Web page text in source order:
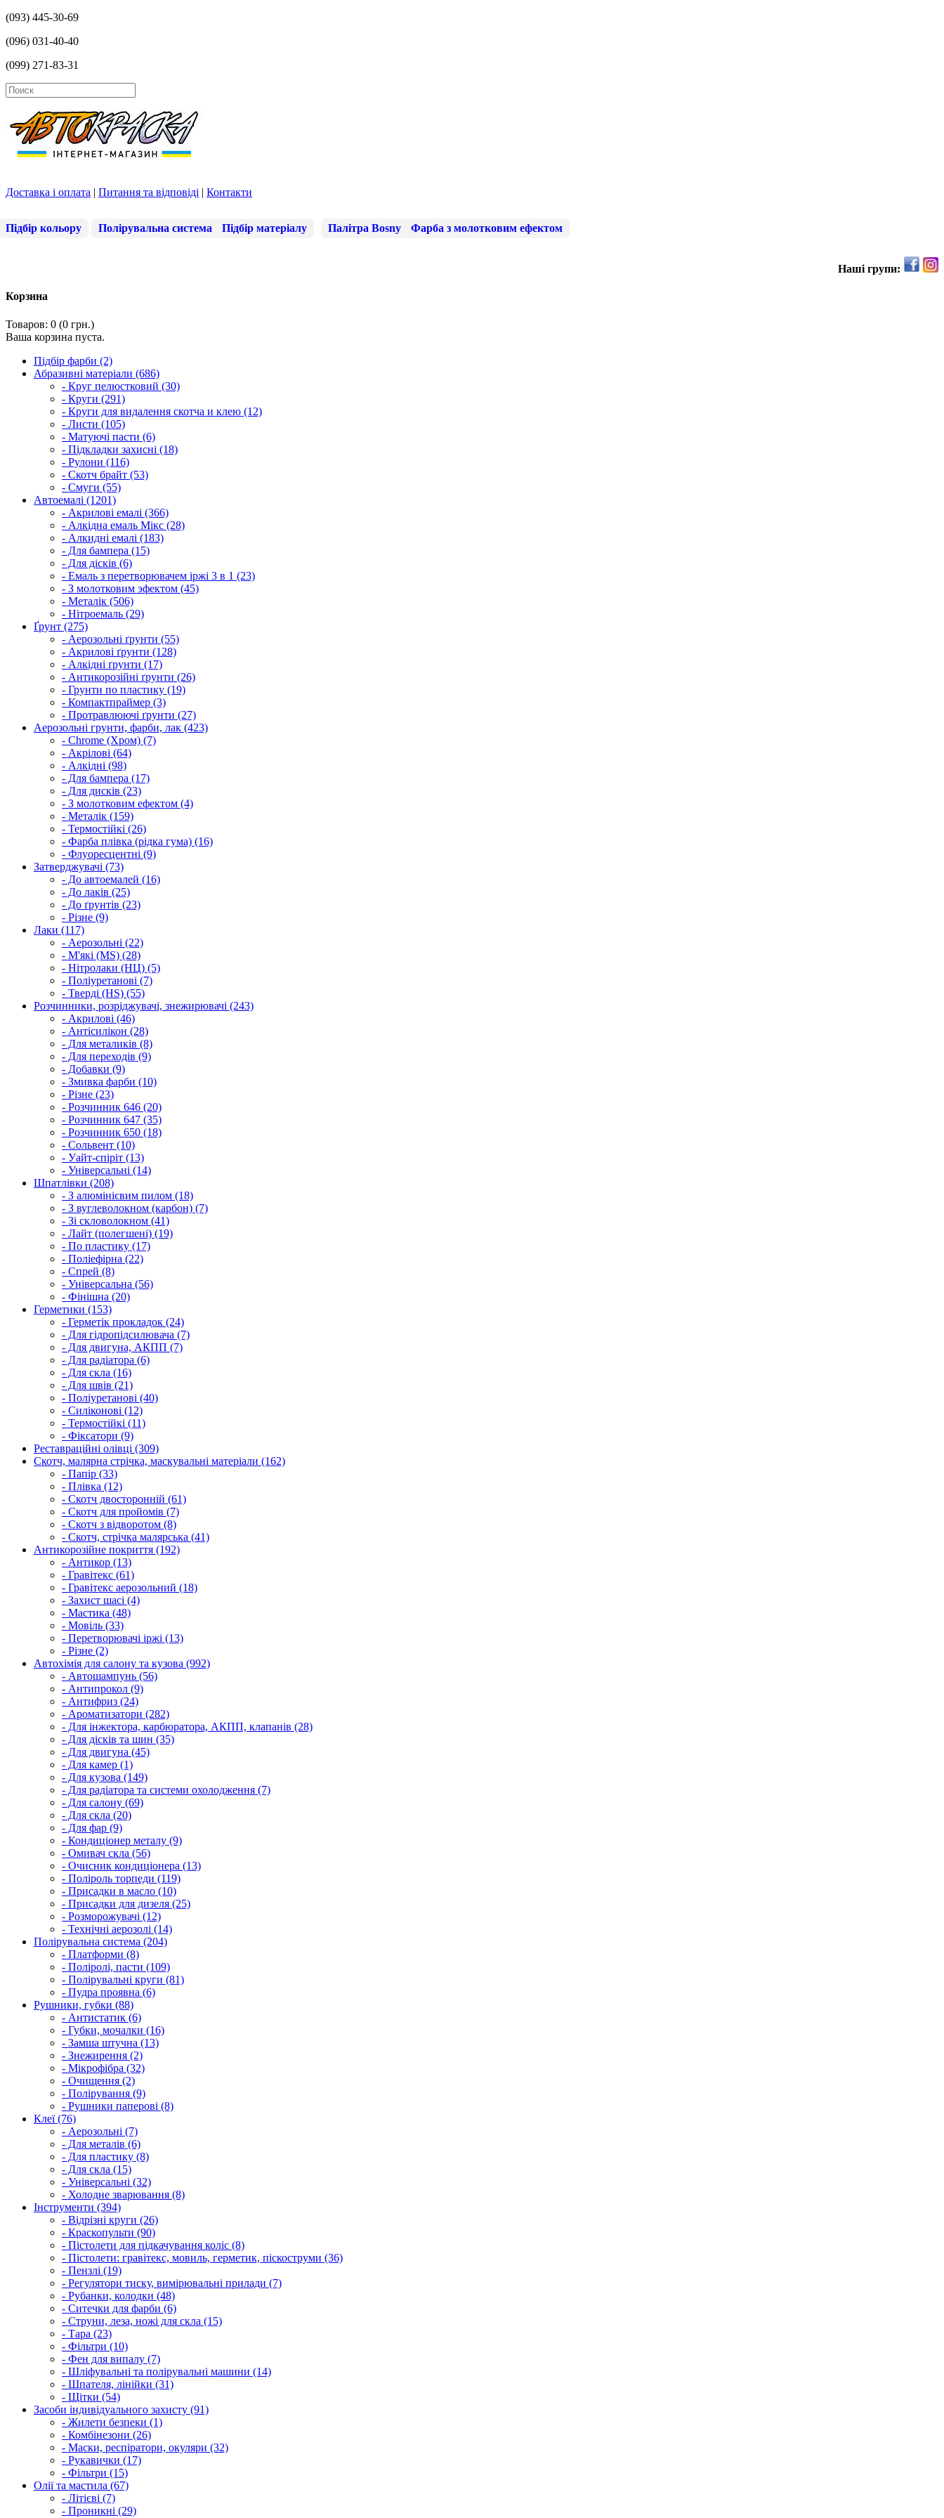
(093) 445-30-69
(096) 031-40-40
(099) 271-83-31
Доставка і оплата | Питання та відповіді | Контакти
Підбір кольору Полірувальна система Підбір матеріалу Палітра Bosny Фарба з молотковим ефектом
Наші групи:
Корзина
Товаров: 0 (0 грн.)
Ваша корзина пуста.
Підбір фарби (2)
Абразивні матеріали (686)
- Круг пелюстковий (30)
- Круги (291)
- Круги для видалення скотча и клею (12)
- Листи (105)
- Матуючі пасти (6)
- Підкладки захисні (18)
- Рулони (116)
- Скотч брайт (53)
- Смуги (55)
Автоемалі (1201)
- Акрилові емалі (366)
- Алкідна емаль Мікс (28)
- Алкидні емалі (183)
- Для бампера (15)
- Для дісків (6)
- Емаль з перетворювачем іржі 3 в 1 (23)
- З молотковим эфектом (45)
- Металік (506)
- Нітроемаль (29)
Ґрунт (275)
- Аерозольні ґрунти (55)
- Акрилові ґрунти (128)
- Алкідні ґрунти (17)
- Антикорозійні ґрунти (26)
- Грунти по пластику (19)
- Компактпраймер (3)
- Протравлюючі ґрунти (27)
Аерозольні грунти, фарби, лак (423)
- Chrome (Хром) (7)
- Акрілові (64)
- Алкідні (98)
- Для бампера (17)
- Для дисків (23)
- З молотковим ефектом (4)
- Металік (159)
- Термостійкі (26)
- Фарба плівка (рідка гума) (16)
- Флуоресцентні (9)
Затверджувачі (73)
- До автоемалей (16)
- До лаків (25)
- До ґрунтів (23)
- Різне (9)
Лаки (117)
- Аерозольні (22)
- М'які (MS) (28)
- Нітролаки (НЦ) (5)
- Поліуретанові (7)
- Тверді (HS) (55)
Розчинники, розріджувачі, знежирювачі (243)
- Акрилові (46)
- Антісилікон (28)
- Для металиків (8)
- Для переходів (9)
- Добавки (9)
- Змивка фарби (10)
- Різне (23)
- Розчинник 646 (20)
- Розчинник 647 (35)
- Розчинник 650 (18)
- Сольвент (10)
- Уайт-спіріт (13)
- Універсальні (14)
Шпатлівки (208)
- З алюмінієвим пилом (18)
- З вуглеволокном (карбон) (7)
- Зі скловолокном (41)
- Лайт (полегшені) (19)
- По пластику (17)
- Поліефірна (22)
- Спрей (8)
- Універсальна (56)
- Фінішна (20)
Герметики (153)
- Герметік прокладок (24)
- Для гідропідсилювача (7)
- Для двигуна, АКПП (7)
- Для радіатора (6)
- Для скла (16)
- Для швів (21)
- Поліуретанові (40)
- Силіконові (12)
- Термостійкі (11)
- Фіксатори (9)
Реставраційні олівці (309)
Скотч, малярна стрічка, маскувальні матеріали (162)
- Папір (33)
- Плівка (12)
- Скотч двосторонній (61)
- Скотч для пройомів (7)
- Скотч з відворотом (8)
- Скотч, стрічка малярська (41)
Антикорозійне покриття (192)
- Антикор (13)
- Гравітекс (61)
- Гравітекс аерозольний (18)
- Захист шасі (4)
- Мастика (48)
- Мовіль (33)
- Перетворювачі іржі (13)
- Різне (2)
Автохімія для салону та кузова (992)
- Автошампунь (56)
- Антипрокол (9)
- Антифриз (24)
- Ароматизатори (282)
- Для інжектора, карбюратора, АКПП, клапанів (28)
- Для дісків та шин (35)
- Для двигуна (45)
- Для камер (1)
- Для кузова (149)
- Для радіатора та системи охолодження (7)
- Для салону (69)
- Для скла (20)
- Для фар (9)
- Кондиціонер металу (9)
- Омивач скла (56)
- Очисник кондиціонера (13)
- Поліроль торпеди (119)
- Присадки в масло (10)
- Присадки для дизеля (25)
- Розморожувачі (12)
- Технічні аерозолі (14)
Полірувальна система (204)
- Платформи (8)
- Поліролі, пасти (109)
- Полірувальні круги (81)
- Пудра проявна (6)
Рушники, губки (88)
- Антистатик (6)
- Губки, мочалки (16)
- Замша штучна (13)
- Знежирення (2)
- Мікрофібра (32)
- Очищення (2)
- Полірування (9)
- Рушники паперові (8)
Клеї (76)
- Аерозольні (7)
- Для металів (6)
- Для пластику (8)
- Для скла (15)
- Універсальні (32)
- Холодне зварювання (8)
Інструменти (394)
- Відрізні круги (26)
- Краскопульти (90)
- Пістолети для підкачування коліс (8)
- Пістолети: гравітекс, мовиль, герметик, піскоструми (36)
- Пензлі (19)
- Регулятори тиску, вимірювальні прилади (7)
- Рубанки, колодки (48)
- Ситечки для фарби (6)
- Струни, леза, ножі для скла (15)
- Тара (23)
- Фільтри (10)
- Фен для випалу (7)
- Шліфувальні та полірувальні машини (14)
- Шпателя, лінійки (31)
- Щітки (54)
Засоби індивідуального захисту (91)
- Жилети безпеки (1)
- Комбінезони (26)
- Маски, респіратори, окуляри (32)
- Рукавички (17)
- Фільтри (15)
Олії та мастила (67)
- Літієві (7)
- Проникні (29)